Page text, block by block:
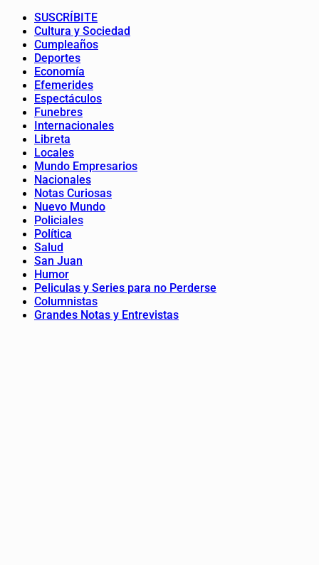
SUSCRÍBITE
Cultura y Sociedad
Cumpleaños
Deportes
Economía
Efemerides
Espectáculos
Funebres
Internacionales
Libreta
Locales
Mundo Empresarios
Nacionales
Notas Curiosas
Nuevo Mundo
Policiales
Política
Salud
San Juan
Humor
Peliculas y Series para no Perderse
Columnistas
Grandes Notas y Entrevistas